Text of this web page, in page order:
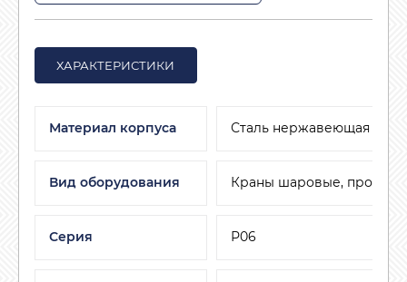
ХАРАКТЕРИСТИКИ
Материал корпуса Сталь нержавеющая
Вид оборудования Краны шаровые,
Серия Р06